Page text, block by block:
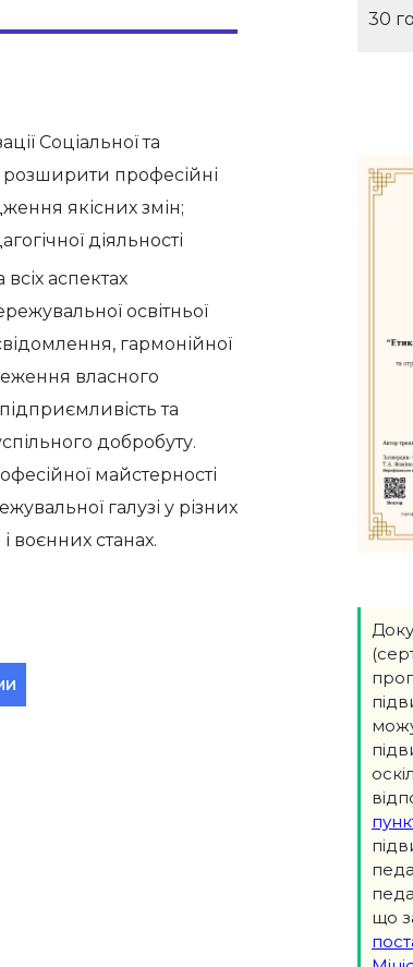
Соціальної та
розширити професійні
якісних змін;
діяльності
аспектах
освітньої
гармонійної
власного
та
добробуту.
майстерності
галузі у різних
воєнних станах.
30
що